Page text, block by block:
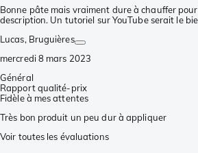
Bonne pâte mais vraiment dure à chauffer
description. Un tutoriel sur YouTube serait le
Lucas, Bruguières
mercredi 8 mars 2023
Général
Rapport qualité-prix
Fidèle à mes attentes
Très bon produit un peu dur à appliquer
Voir toutes les évaluations